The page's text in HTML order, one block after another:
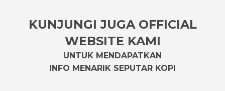
KUNJUNGI JUGA OFFICIAL
WEBSITE KAMI
UNTUK MENDAPATKAN
INFO MENARIK SEPUTAR KOPI